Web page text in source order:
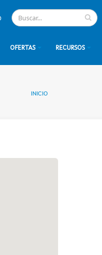
OFERTAS RECURSOS
INICIO